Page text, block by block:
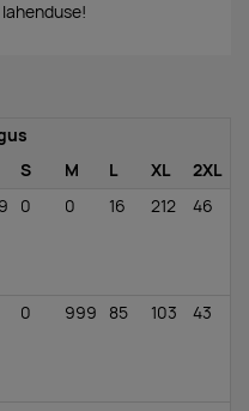
S M L XL 2XL
0 0 16 212 46
0 999 85 103 43